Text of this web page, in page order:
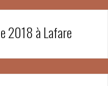
2018 à Lafare